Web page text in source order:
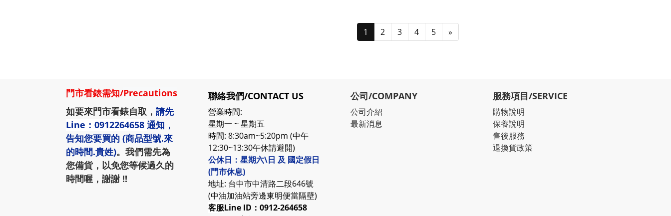
1 2 3 4 5 »
門市看錶需知/Precautions
如要來門市看錶自取， 請先
Line：0912264658 通知，
告知您要買的 (商品型號.來
的時間.貴姓)。我們需先為
您備貨，以免您等候過久的
時間喔，謝謝 !!
聯絡我們/CONTACT US
營業時間:
星期一 ~ 星期五
時間: 8:30am~5:20pm (中午
12:30~13:30午休請避開)
公休日：星期六\日 及 國定假日
(門市休息)
地址: 台中市中清路二段646號
(中油加油站旁邊東明便當隔壁)
客服Line ID：0912-264658
公司/COMPANY
公司介紹
最新消息
服務項目/SERVICE
購物說明
保養說明
售後服務
退換貨政策